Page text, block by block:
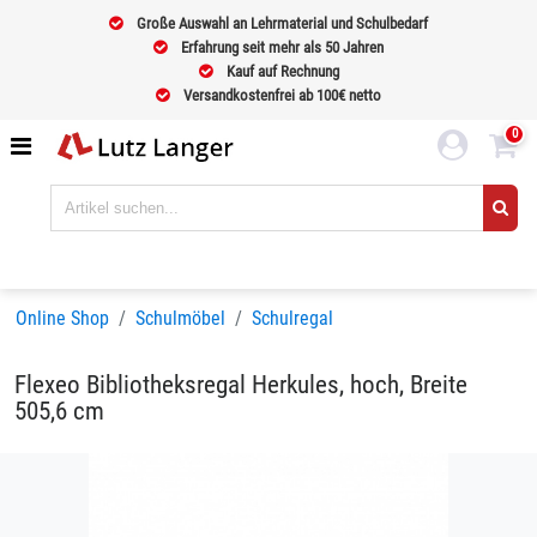
Große Auswahl an Lehrmaterial und Schulbedarf
Erfahrung seit mehr als 50 Jahren
Kauf auf Rechnung
Versandkostenfrei ab 100€ netto
0
Online Shop Schulmöbel Schulregal
Flexeo Bibliotheksregal Herkules, hoch, Breite
505,6 cm